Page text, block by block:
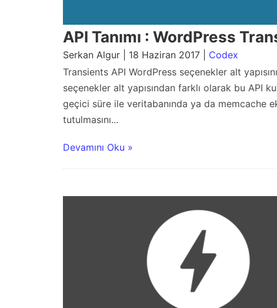
API Tanımı : WordPress
Serkan Algur | 18 Haziran 2017 | Codex
Transients API WordPress seçenekler alt
seçenekler alt yapısından farklı olarak bu API
geçici süre ile veritabanında ya da memcache
tutulmasını...
Devamını Oku »